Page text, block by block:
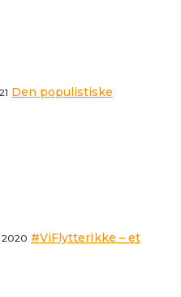
Den populistiske
2020 #ViFlytterIkke – et